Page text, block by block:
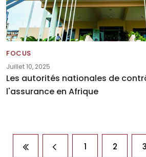
FOCUS
Juillet 10, 2025
Les autorités nationales de
l'assurance en Afrique
Pagination
Première page
Page précédente
1 2 3